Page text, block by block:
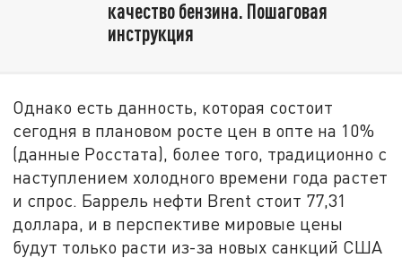
качество бензина. Пошаговая
инструкция
Однако есть данность, которая состоит
сегодня в плановом росте цен в опте на 10%
(данные Росстата), более того, традиционно с
наступлением холодного времени года растет
и спрос. Баррель нефти Brent стоит 77,31
доллара, и в перспективе мировые цены
будут только расти из-за новых санкций США